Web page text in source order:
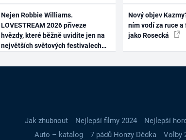
Nejen Robbie Williams.
LOVESTREAM 2026 přiveze
hvězdy, které běžně uvidíte jen na
největších světových festivalech
Nový objev
ním vodí za ruce
jako Rosecká
Jak zhubnout Nejlepší filmy 2024 Nejlepší
Auto – katalog
7 pádů Honzy Dědka Volby